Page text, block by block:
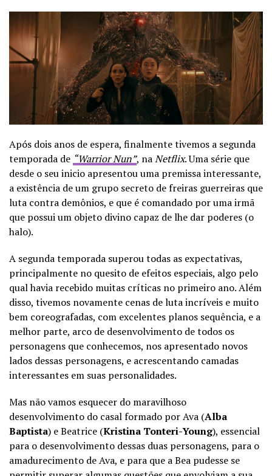
Após dois anos de espera, finalmente tivemos a segunda
temporada de “Warrior Nun”, naNetflix. Uma série que
desde o seu inicio apresentou uma premissa interessante,
a existência de um grupo secreto de freiras guerreiras que
luta contra demônios, e que é comandado por uma irmã
que possui um objeto divino capaz de lhe dar poderes (o
halo).
A segunda temporada superou todas as expectativas,
principalmente no quesito de efeitos especiais, algo pelo
qual havia recebido muitas críticas no primeiro ano. Além
disso, tivemos novamente cenas de luta incríveis e muito
bem coreografadas, com excelentes planos sequência, e a
melhor parte, arco de desenvolvimento de todos os
personagens que conhecemos, nos apresentado novos
lados dessas personagens, e acrescentando camadas
interessantes em suas personalidades.
Mas não vamos esquecer do maravilhoso
desenvolvimento do casal formado por Ava (Alba
Baptista) e Beatrice (Kristina Tonteri-Young), essencial
para o desenvolvimento dessas duas personagens, para o
amadurecimento de Ava, e para que a Bea pudesse se